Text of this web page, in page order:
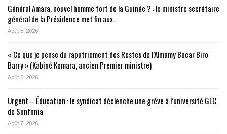
Général Amara, nouvel homme fort de la Guinée ? : le ministre secrétaire
général de la Présidence met fin aux…
Août 8, 2026
« Ce que je pense du rapatriement des Restes de l’Almamy Bocar Biro
Barry » (Kabiné Komara, ancien Premier ministre)
Août 8, 2026
Urgent – Éducation : le syndicat déclenche une grève à l’université GLC
de Sonfonia
Août 7, 2026